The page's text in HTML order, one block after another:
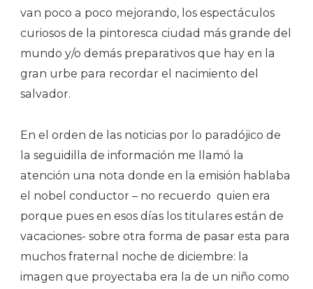
van poco a poco mejorando, los espectáculos
curiosos de la pintoresca ciudad más grande del
mundo y/o demás preparativos que hay en la
gran urbe para recordar el nacimiento del
salvador.
En el orden de las noticias por lo paradójico de
la seguidilla de información me llamó la
atención una nota donde en la emisión hablaba
el nobel conductor – no recuerdo quien era
porque pues en esos días los titulares están de
vacaciones- sobre otra forma de pasar esta para
muchos fraternal noche de diciembre: la
imagen que proyectaba era la de un niño como